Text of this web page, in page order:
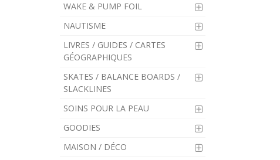
WAKE & PUMP FOIL
NAUTISME
LIVRES / GUIDES / CARTES
GÉOGRAPHIQUES
SKATES / BALANCE BOARDS /
SLACKLINES
SOINS POUR LA PEAU
GOODIES
MAISON / DÉCO